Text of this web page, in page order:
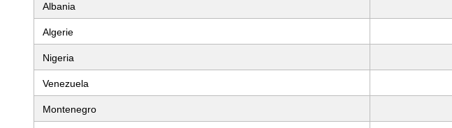
Albania
Algerie
Nigeria
Venezuela
Montenegro